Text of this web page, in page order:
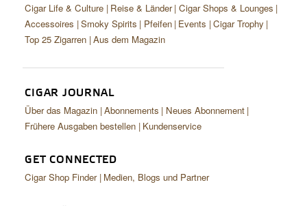
Cigar Life & Culture Reise & Länder Cigar Shops & Lounges
Accessoires Smoky Spirits Pfeifen Events Cigar Trophy
Top 25 Zigarren Aus dem Magazin
CIGAR JOURNAL
Über das Magazin Abonnements
Neues Abonnement
Frühere Ausgaben bestellen Kundenservice
GET CONNECTED
Cigar Shop Finder Medien, Blogs und Partner